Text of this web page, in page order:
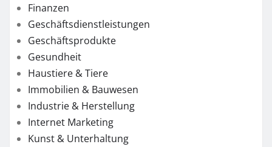
Finanzen
Geschäftsdienstleistungen
Geschäftsprodukte
Gesundheit
Haustiere & Tiere
Immobilien & Bauwesen
Industrie & Herstellung
Internet Marketing
Kunst & Unterhaltung